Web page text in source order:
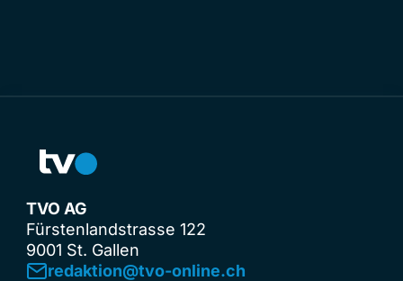
TVO AG
Fürstenlandstrasse 122
9001 St. Gallen
redaktion@tvo-online.ch